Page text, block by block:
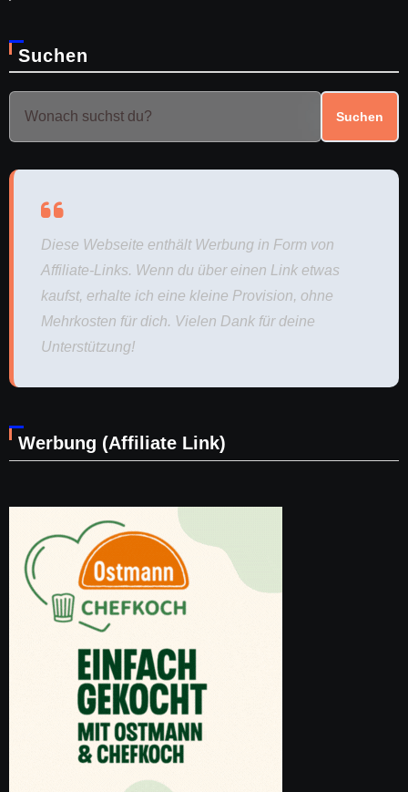
Suchen
Suchen
Diese Webseite enthält Werbung in Form von
Affiliate-Links. Wenn du über einen Link etwas
kaufst, erhalte ich eine kleine Provision, ohne
Mehrkosten für dich. Vielen Dank für deine
Unterstützung!
Werbung (Affiliate Link)